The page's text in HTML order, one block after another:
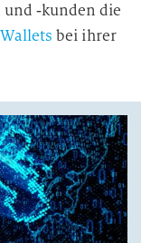
‑kunden die
Wallets bei ihrer